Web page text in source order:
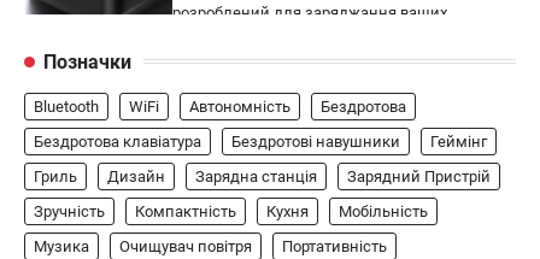
розроблений для заряджання ваших
Бездротовий контролер 8BitDo Lite
SE 2.4G для Xbox
В'ячеслав 2024-09-03
8BitDo Lite SE 2.4G — це компактний
бездротовий контролер, розроблений
Позначки
Bluetooth WiFi Автономність
Бездротова
Бездротова клавіатура
Бездротові навушники
Геймінг
Гриль
Дизайн Зарядна станція
Зарядний Пристрій
Зручність
Компактність Кухня
Мобільність
Музика
Очищувач повітря Портативність